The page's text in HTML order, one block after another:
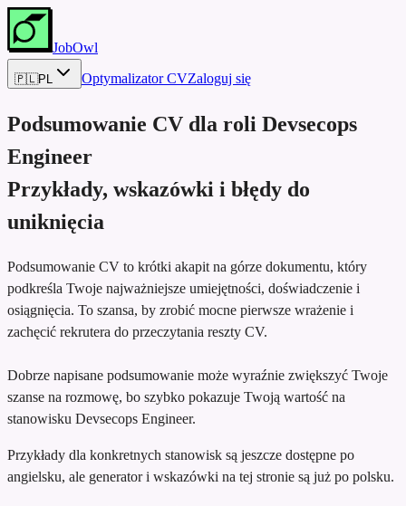
JobOwl
🇵🇱PL Optymalizator CVZaloguj się
Podsumowanie CV dla roli Devsecops
Engineer
Przykłady, wskazówki i błędy do
uniknięcia
Podsumowanie CV to krótki akapit na górze dokumentu, który
podkreśla Twoje najważniejsze umiejętności, doświadczenie i
osiągnięcia. To szansa, by zrobić mocne pierwsze wrażenie i
zachęcić rekrutera do przeczytania reszty CV.
Dobrze napisane podsumowanie może wyraźnie zwiększyć Twoje
szanse na rozmowę, bo szybko pokazuje Twoją wartość na
stanowisku Devsecops Engineer.
Przykłady dla konkretnych stanowisk są jeszcze dostępne po
angielsku, ale generator i wskazówki na tej stronie są już po polsku.